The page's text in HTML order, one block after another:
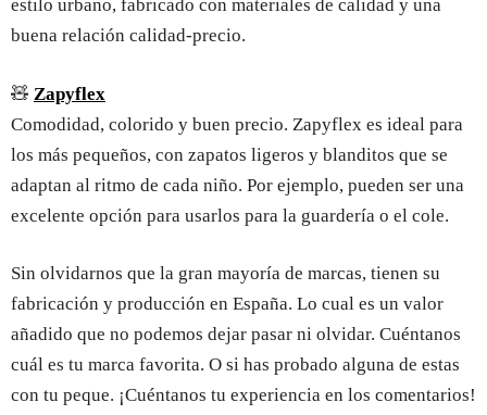
estilo urbano, fabricado con materiales de calidad y una
buena relación calidad-precio.
🧸 Zapyflex
Comodidad, colorido y buen precio. Zapyflex es ideal para
los más pequeños, con zapatos ligeros y blanditos que se
adaptan al ritmo de cada niño. Por ejemplo, pueden ser una
excelente opción para usarlos para la guardería o el cole.
Sin olvidarnos que la gran mayoría de marcas, tienen su
fabricación y producción en España. Lo cual es un valor
añadido que no podemos dejar pasar ni olvidar. Cuéntanos
cuál es tu marca favorita. O si has probado alguna de estas
con tu peque. ¡Cuéntanos tu experiencia en los comentarios!